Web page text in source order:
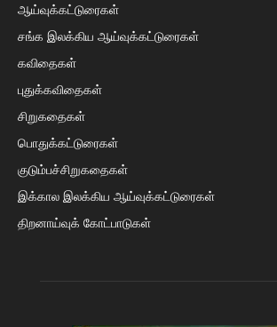
ஆய்வுக்கட்டுரைகள்
சங்க இலக்கிய ஆய்வுக்கட்டுரைகள்
கவிதைகள்
புதுக்கவிதைகள்
சிறுகதைகள்
பொதுக்கட்டுரைகள்
குடும்பச்சிறுகதைகள்
இக்கால இலக்கிய ஆய்வுக்கட்டுரைகள்
திறனாய்வுக் கோட்பாடுகள்